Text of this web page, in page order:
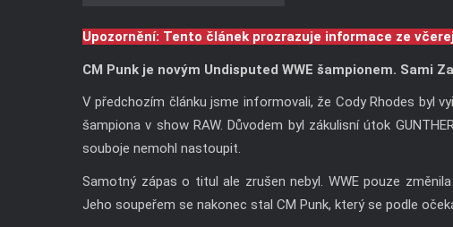
Upozornění: Tento článek prozrazuje informace ze
CM Punk je novým Undisputed WWE šampionem. Sami
V předchozím článku jsme informovali, že Cody Rhodes byl
šampiona v show RAW. Důvodem byl zákulisní útok
souboje nemohl nastoupit.
Samotný zápas o titul ale zrušen nebyl. WWE pouze
Jeho soupeřem se nakonec stal CM Punk, který se podle